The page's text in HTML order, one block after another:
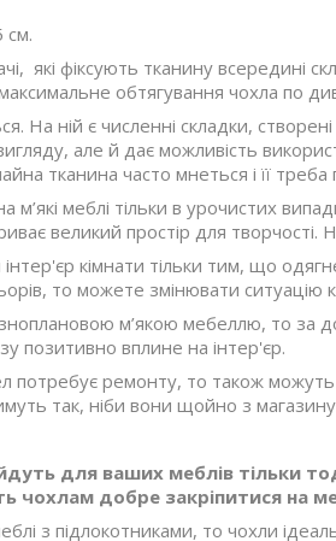
см.
які фіксують тканину всередині
обтягування чохла по
На ній є численні складки,
але й дає можливість
тканина часто мнеться і її
м’які меблі тільки в урочистих
великий простір для творчості.
кімнати тільки тим, що
то можете змінювати ситуацію
м’якою мебеллю, то за
позитивно вплине на інтер'єр.
потребує ремонту, то також
так, ніби вони щойно з
для ваших меблів тільки
чохлам добре закріпитися на
з підлокотниками, то чохли